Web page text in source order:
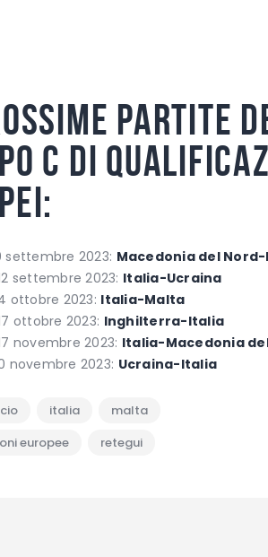
partite
C di
settembre 2023: Macedonia del
settembre 2023: Italia-Ucraina
ottobre 2023: Italia-Malta
ottobre 2023: Inghilterra-Italia
novembre 2023: Italia-Macedonia
novembre 2023: Ucraina-Italia
italia
malta
europee
retegui